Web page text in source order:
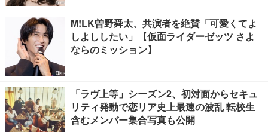
M!LK曽野舜太、共演者を絶賛「可愛くてよ
しよししたい」【仮面ライダーゼッツ さよ
ならのミッション】
「ラヴ上等」シーズン2、初対面からセキュ
リティ発動で恋リア史上最速の波乱 転校生
含むメンバー集合写真も公開